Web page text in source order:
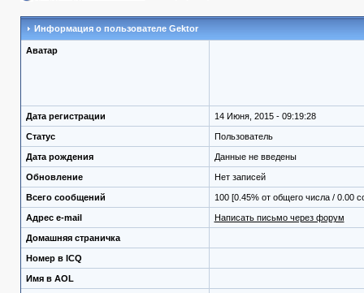
Информация о пользователе Gektor
Аватар
Дата регистрации 14 Июня, 2015 - 09:19:28
Статус Пользователь
Дата рождения Данные не введены
Обновление Нет записей
Всего сообщений 100 [0.45% от общего числа / 0.00
Адрес e-mail Написать письмо через форум
Домашняя страничка
Номер в ICQ
Имя в AOL